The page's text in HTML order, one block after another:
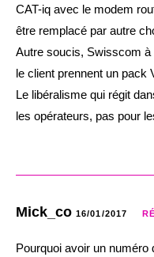
CAT-iq avec le modem
être remplacé par autre
Autre soucis, Swisscom à
le client prennent un pack
Le libéralisme qui régit
les opérateurs, pas pour
Mick_co 16/01/2017
Pourquoi avoir un numéro